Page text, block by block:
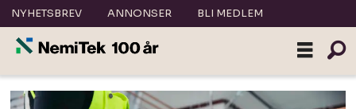
NYHETSBREV ANNONSER BLI MEDLEM
Tag: